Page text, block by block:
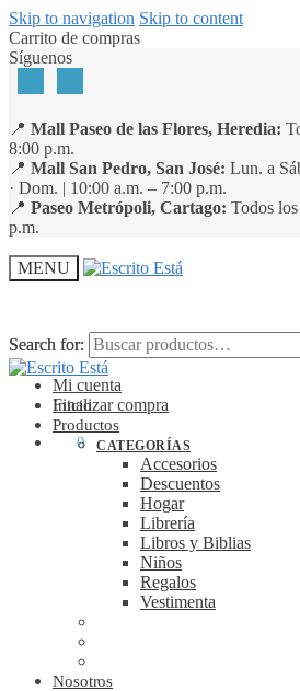
Skip to navigation Skip to content
Carrito de compras
Síguenos
📍 Mall Paseo de las Flores, Heredia:
8:00 p.m.
📍 Mall San Pedro, San José: Lun. a
· Dom. | 10:00 a.m. – 7:00 p.m.
📍 Paseo Metrópoli, Cartago: Todos
p.m.
MENU
Search for:
Mi cuenta
Finalizar compra
0
Search for:
Inicio
Productos
CATEGORÍAS
Accesorios
Descuentos
Hogar
Librería
Libros y Biblias
Niños
Regalos
Vestimenta
Nosotros